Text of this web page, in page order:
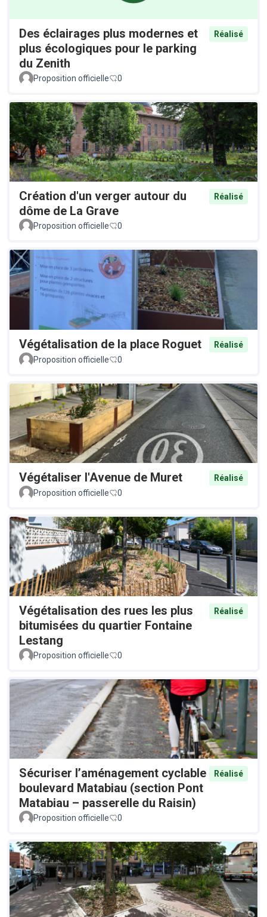
Des éclairages plus modernes et
plus écologiques pour le parking
du Zenith
Réalisé
Proposition officielle 0
Création d'un verger autour du
dôme de La Grave
Réalisé
Proposition officielle 0
Végétalisation de la place Roguet
Réalisé
Proposition officielle
0
Végétaliser l'Avenue de Muret
Réalisé
Proposition officielle
0
Végétalisation des rues les plus
bitumisées du quartier Fontaine
Lestang
Réalisé
Proposition officielle 0
Sécuriser l’aménagement cyclable
boulevard Matabiau (section Pont
Matabiau – passerelle du Raisin)
Réalisé
Proposition officielle 0